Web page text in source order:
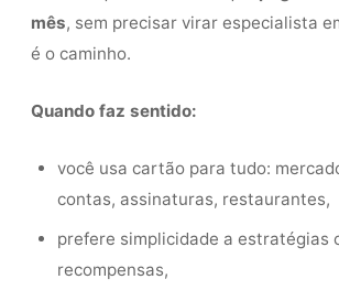
mês, sem precisar virar especialista
é o caminho.
Quando faz sentido:
você usa cartão para tudo:
contas, assinaturas, restaurantes,
prefere simplicidade a estratégias
recompensas,